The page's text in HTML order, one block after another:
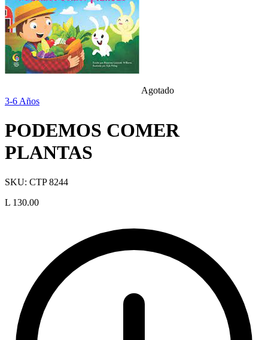
Agotado
3-6 Años
PODEMOS COMER
PLANTAS
SKU: CTP 8244
L 130.00